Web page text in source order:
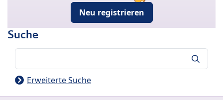
Neu registrieren
Suche
Erweiterte Suche